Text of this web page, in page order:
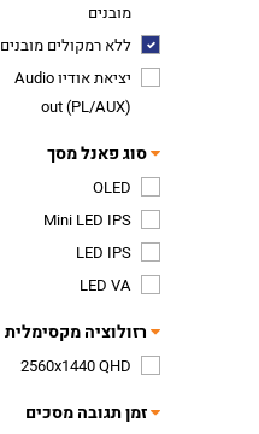
מובנים
ללא רמקולים מובנים
יציאת אודיו Audio
out (PL/AUX)
סוג פאנל מסך
OLED
Mini LED IPS
LED IPS
LED VA
רזולוציה מקסימלית
2560x1440 QHD
זמן תגובה מסכים